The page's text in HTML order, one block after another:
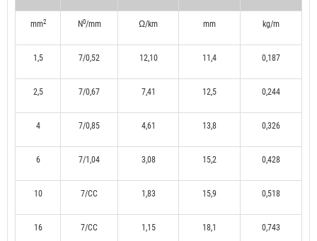
mm2 N0/mm Ω/km mm kg/m
1,5 7/0,52 12,10 11,4 0,187
2,5 7/0,67 7,41 12,5 0,244
4 7/0,85 4,61 13,8 0,326
6 7/1,04 3,08 15,2 0,428
10 7/CC 1,83 15,9 0,518
16 7/CC 1,15 18,1 0,743